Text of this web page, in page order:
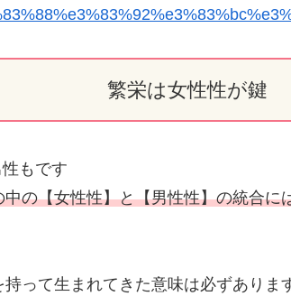
繁栄は女性性が鍵
もです
の【女性性】と【男性性】の統合に
って生まれてきた意味は必ずありま